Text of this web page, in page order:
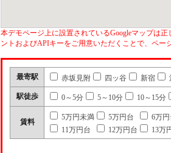
本デモページ上に設置されているGoogleマップは
ントおよびAPIキーをご用意いただくことで、ペー
最寄駅 赤坂見附 四ッ谷 新宿
駅徒歩 0～5分 5～10分 10～15分
賃料
5万円未満 5万円台 6万円
11万円台
12万円台 13万